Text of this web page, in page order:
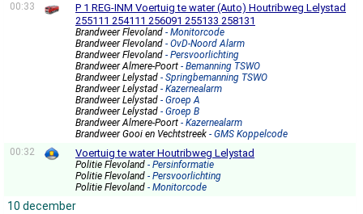
00:33
P 1 REG-INM Voertuig te water (Auto) Houtribweg Lelystad
255111 254111 256091 255133 258131
Brandweer Flevoland - Monitorcode
Brandweer Flevoland - OvD-Noord Alarm
Brandweer Flevoland - Persvoorlichting
Brandweer Almere-Poort - Bemanning TSWO
Brandweer Lelystad - Springbemanning TSWO
Brandweer Lelystad - Kazernealarm
Brandweer Lelystad - Groep A
Brandweer Lelystad - Groep B
Brandweer Almere-Poort - Kazernealarm
Brandweer Gooi en Vechtstreek - GMS Koppelcode
00:32
Voertuig te water Houtribweg Lelystad
Politie Flevoland - Persinformatie
Politie Flevoland - Persvoorlichting
Politie Flevoland - Monitorcode
10 december